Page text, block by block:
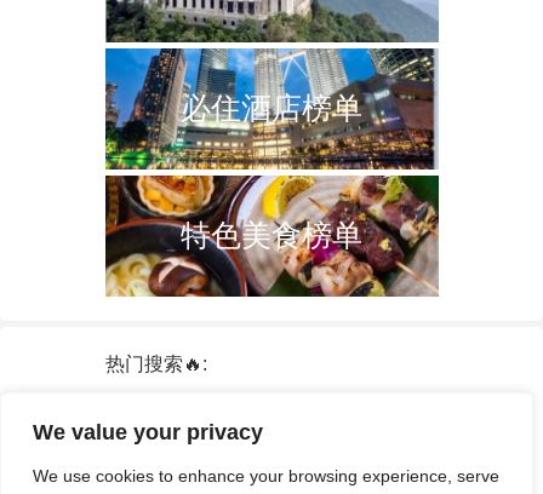
We value your privacy
We use cookies to enhance your browsing experience, serve
必住酒店榜单
特色美食榜单
热门搜索🔥:
泰国
中国 火车票
签证
酒店